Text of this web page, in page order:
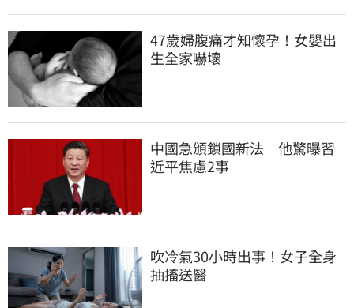
47歲婦腹痛才知懷孕！女嬰出
生全家嚇壞
中國急頒鎖國新法　他驚曝習
近平焦慮2事
吹冷氣30小時出事！女子全身
抽搐送醫